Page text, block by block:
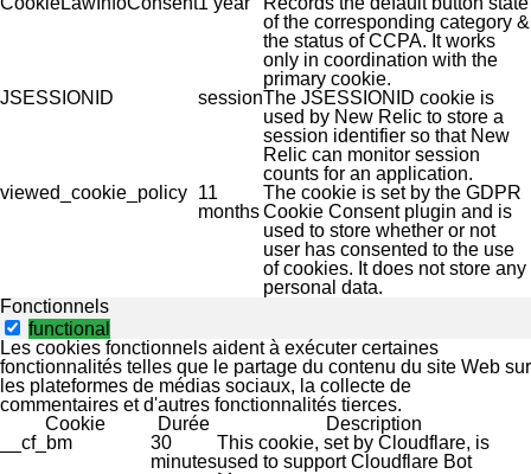
of the corresponding category &
the status of CCPA. It works
only in coordination with the
primary cookie.
JSESSIONID
sessionThe JSESSIONID cookie is
used by New Relic to store a
session identifier so that New
Relic can monitor session
counts for an application.
viewed_cookie_policy 11
months
The cookie is set by the GDPR
Cookie Consent plugin and is
used to store whether or not
user has consented to the use
of cookies. It does not store any
personal data.
Fonctionnels
functional
Les cookies fonctionnels aident à exécuter certaines
fonctionnalités telles que le partage du contenu du site Web sur
les plateformes de médias sociaux, la collecte de
commentaires et d'autres fonctionnalités tierces.
Cookie
Durée
Description
__cf_bm
30
minutes
This cookie, set by Cloudflare, is
used to support Cloudflare Bot